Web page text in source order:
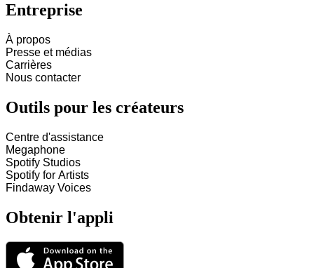
Entreprise
À propos
Presse et médias
Carrières
Nous contacter
Outils pour les créateurs
Centre d'assistance
Megaphone
Spotify Studios
Spotify for Artists
Findaway Voices
Obtenir l'appli